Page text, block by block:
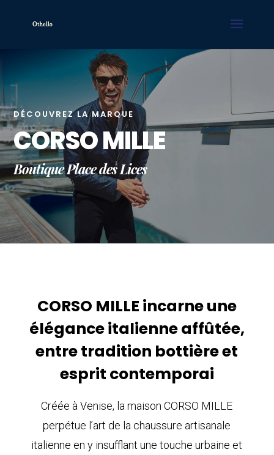
DÉCOUVREZ LA MARQUE
CORSO MILLE
Boutique Place des Lices
CORSO MILLE incarne une
élégance italienne affûtée,
entre tradition bottière et
esprit contemporai
Créée à Venise, la maison CORSO MILLE
perpétue l’art de la chaussure artisanale
italienne en y insufflant une touche urbaine et